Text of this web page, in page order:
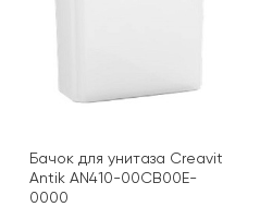
Бачок для унитаза Creavit
Antik AN410-00CB00E-
0000